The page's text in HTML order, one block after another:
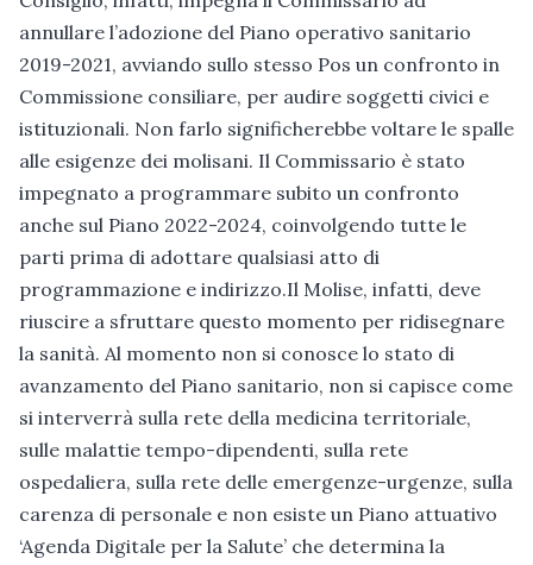
annullare l’adozione del Piano operativo sanitario
2019-2021, avviando sullo stesso Pos un confronto in
Commissione consiliare, per audire soggetti civici e
istituzionali. Non farlo significherebbe voltare le spalle
alle esigenze dei molisani. Il Commissario è stato
impegnato a programmare subito un confronto
anche sul Piano 2022-2024, coinvolgendo tutte le
parti prima di adottare qualsiasi atto di
programmazione e indirizzo.Il Molise, infatti, deve
riuscire a sfruttare questo momento per ridisegnare
la sanità. Al momento non si conosce lo stato di
avanzamento del Piano sanitario, non si capisce come
si interverrà sulla rete della medicina territoriale,
sulle malattie tempo-dipendenti, sulla rete
ospedaliera, sulla rete delle emergenze-urgenze, sulla
carenza di personale e non esiste un Piano attuativo
‘Agenda Digitale per la Salute’ che determina la